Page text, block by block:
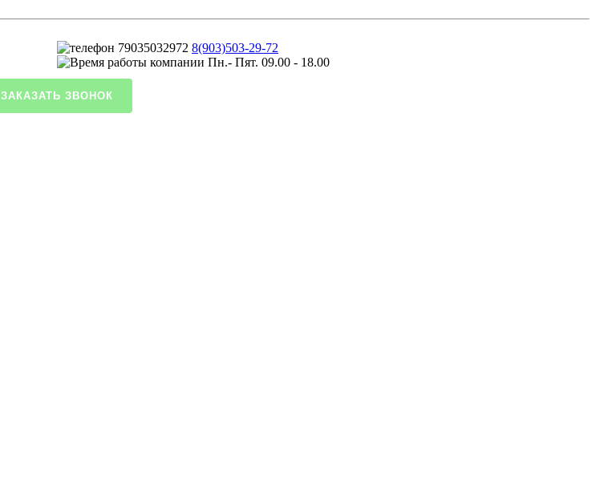
8(903)503-29-72
Пн.- Пят. 09.00 - 18.00
ЗАКАЗАТЬ ЗВОНОК